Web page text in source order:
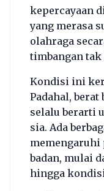
kepercayaan
yang merasa
olahraga
timbangan tak
Kondisi ini
Padahal,
selalu berarti
sia. Ada
memengaruhi
badan, mulai
hingga